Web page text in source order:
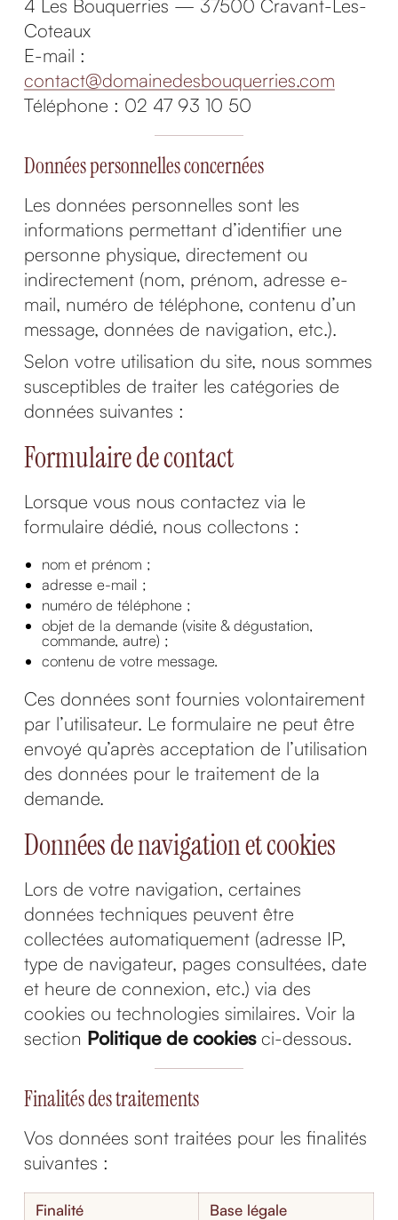
4 Les Bouquerries — 37500 Cravant-Les-
Coteaux
E-mail :
contact@domainedesbouquerries.com
Téléphone : 02 47 93 10 50
Données personnelles concernées
Les données personnelles sont les
informations permettant d’identifier une
personne physique, directement ou
indirectement (nom, prénom, adresse e-
mail, numéro de téléphone, contenu d’un
message, données de navigation, etc.).
Selon votre utilisation du site, nous sommes
susceptibles de traiter les catégories de
données suivantes :
Formulaire de contact
Lorsque vous nous contactez via le
formulaire dédié, nous collectons :
nom et prénom ;
adresse e-mail ;
numéro de téléphone ;
objet de la demande (visite & dégustation,
commande, autre) ;
contenu de votre message.
Ces données sont fournies volontairement
par l’utilisateur. Le formulaire ne peut être
envoyé qu’après acceptation de l’utilisation
des données pour le traitement de la
demande.
Données de navigation et cookies
Lors de votre navigation, certaines
données techniques peuvent être
collectées automatiquement (adresse IP,
type de navigateur, pages consultées, date
et heure de connexion, etc.) via des
cookies ou technologies similaires. Voir la
section Politique de cookiesci-dessous.
Finalités des traitements
Vos données sont traitées pour les finalités
suivantes :
Finalité
Base légale